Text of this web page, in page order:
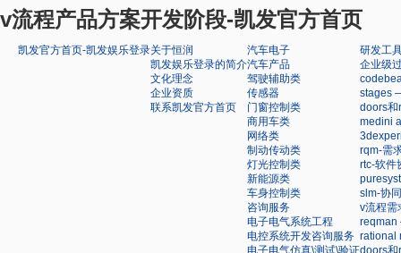
v流程产品方案开发阶段-凯发官方首页
凯发官方首页-凯发娱乐登录关于恒润
凯发娱乐登录的简介
文化理念
企业资质
联系凯发官方首页
汽车电子
汽车产品
驾驶辅助类
传感器
门窗控制类
商用车类
网络类
制动传动类
灯光控制类
新能源类
车身控制类
咨询服务
电子电气系统工程
电控系统开发咨询服务
电子电气仿真\测试\验证
研发工
企业级
stages
doors
medini
rqm-需
rtc-软件
slm-协
v流程需
reqman
rational
doors和